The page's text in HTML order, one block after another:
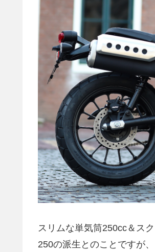
スリムな単気筒250cc＆ス
250の派生とのことですが